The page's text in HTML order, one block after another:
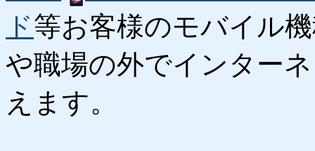
ド等お客様のモバイル
や職場の外でインター
えます。